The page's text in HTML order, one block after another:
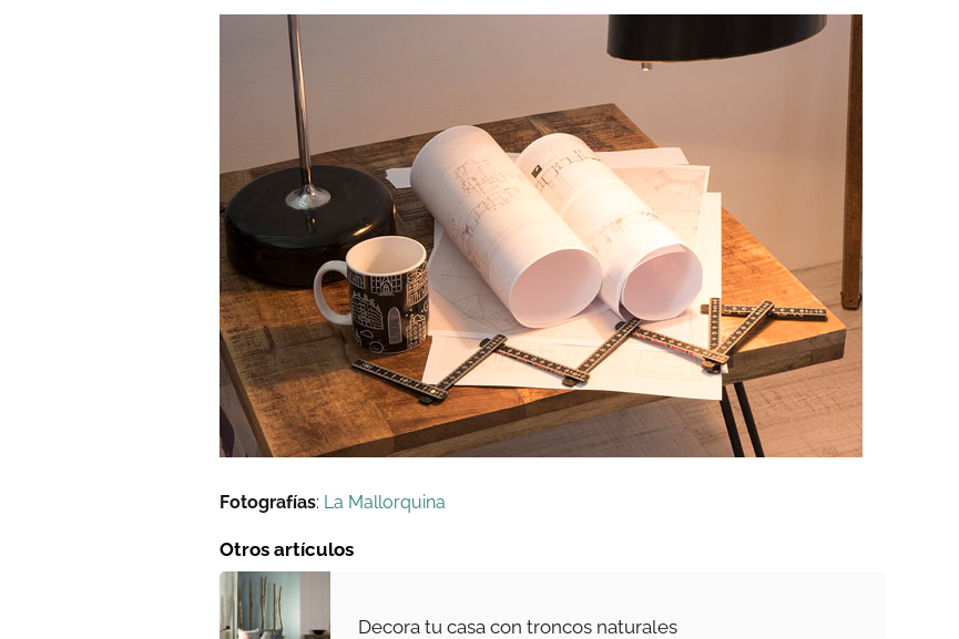
Fotografías: La Mallorquina
Otros artículos
Decora tu casa con troncos naturales